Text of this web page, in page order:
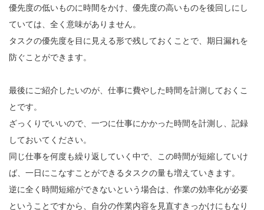
優先度の低いものに時間をかけ、優先度の高いものを後回しにし
ていては、全く意味がありません。
タスクの優先度を目に見える形で残しておくことで、期日漏れを
防ぐことができます。
最後にご紹介したいのが、仕事に費やした時間を計測しておくこ
とです。
ざっくりでいいので、一つに仕事にかかった時間を計測し、記録
しておいてください。
同じ仕事を何度も繰り返していく中で、この時間が短縮していけ
ば、一日にこなすことができるタスクの量も増えていきます。
逆に全く時間短縮ができないという場合は、作業の効率化が必要
ということですから、自分の作業内容を見直すきっかけにもなり